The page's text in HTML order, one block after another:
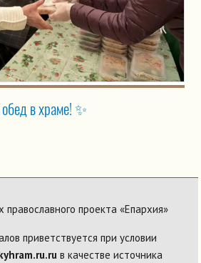
в храме! ✨
проекта «Епархия»
приветствуется при условии
в качестве источника